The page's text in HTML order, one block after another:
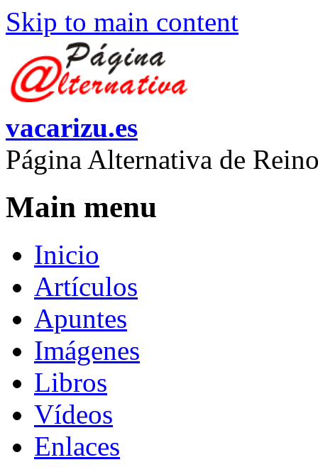
Skip to main content
vacarizu.es
Página Alternativa de
Main menu
Inicio
Artículos
Apuntes
Imágenes
Libros
Vídeos
Enlaces